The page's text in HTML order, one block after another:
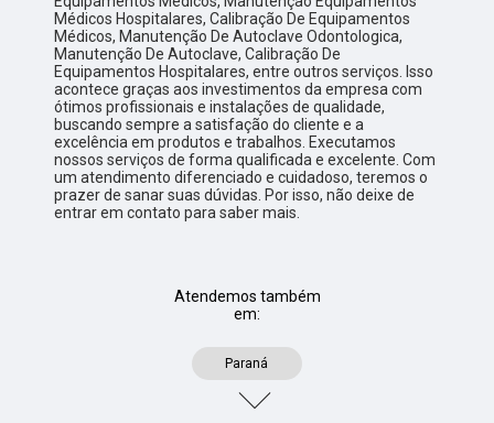
Médicos Hospitalares, Calibração De Equipamentos
Médicos, Manutenção De Autoclave Odontologica,
Manutenção De Autoclave, Calibração De
Equipamentos Hospitalares, entre outros serviços. Isso
acontece graças aos investimentos da empresa com
ótimos profissionais e instalações de qualidade,
buscando sempre a satisfação do cliente e a
excelência em produtos e trabalhos. Executamos
nossos serviços de forma qualificada e excelente. Com
um atendimento diferenciado e cuidadoso, teremos o
prazer de sanar suas dúvidas. Por isso, não deixe de
entrar em contato para saber mais.
Atendemos também
em:
Paraná